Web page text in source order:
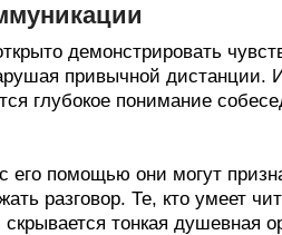
демонстрировать
привычной дистанции.
глубокое понимание
его помощью они могут
разговор. Те, кто умеет
тонкая душевная